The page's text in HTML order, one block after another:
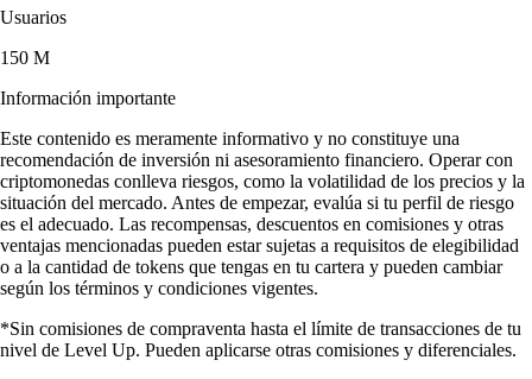
Usuarios
150 M
Información importante
Este contenido es meramente informativo y no constituye una
recomendación de inversión ni asesoramiento financiero. Operar con
criptomonedas conlleva riesgos, como la volatilidad de los precios y la
situación del mercado. Antes de empezar, evalúa si tu perfil de riesgo
es el adecuado. Las recompensas, descuentos en comisiones y otras
ventajas mencionadas pueden estar sujetas a requisitos de elegibilidad
o a la cantidad de tokens que tengas en tu cartera y pueden cambiar
según los términos y condiciones vigentes.
*Sin comisiones de compraventa hasta el límite de transacciones de tu
nivel de Level Up. Pueden aplicarse otras comisiones y diferenciales.